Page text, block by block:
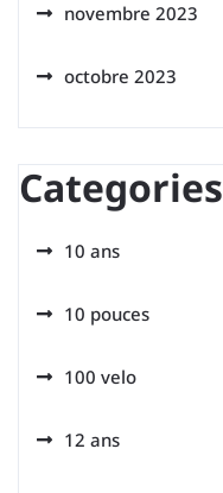
novembre 2023
octobre 2023
Categories
10 ans
10 pouces
100 velo
12 ans